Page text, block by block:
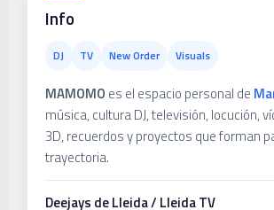
Info
DJ TV New Order Visuals
MAMOMO es el espacio personal de
música, cultura DJ, televisión, locución,
3D, recuerdos y proyectos que forman
trayectoria.
Deejays de Lleida / Lleida TV